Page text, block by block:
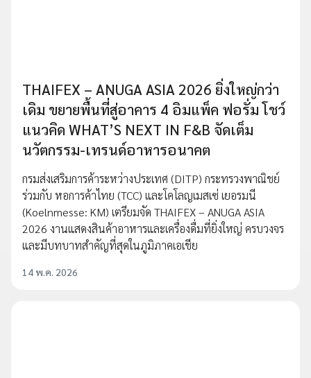
THAIFEX – ANUGA ASIA 2026 ยิ่งใหญ่กว่า
เดิม ขยายพื้นที่สู่อาคาร 4 อิมแพ็ค ฟอรั่ม โชว์
แนวคิด WHAT’S NEXT IN F&B จัดเต็ม
นวัตกรรม-เทรนด์อาหารอนาคต
กรมส่งเสริมการค้าระหว่างประเทศ (DITP) กระทรวงพาณิชย์
ร่วมกับ หอการค้าไทย (TCC) และโคโลญเมสเซ่ เยอรมนี
(Koelnmesse: KM) เตรียมจัด THAIFEX – ANUGA ASIA
2026 งานแสดงสินค้าอาหารและเครื่องดื่มที่ยิ่งใหญ่ ครบวงจร
และมีบทบาทสำคัญที่สุดในภูมิภาคเอเชีย
14 พ.ค. 2026